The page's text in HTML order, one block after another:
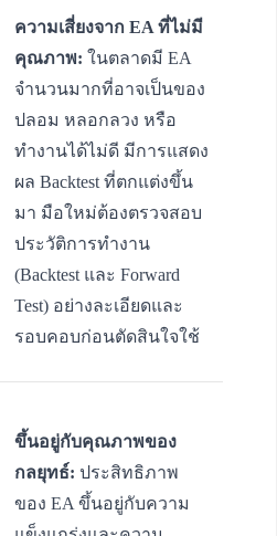
ความเสี่ยงจาก EA ที่ไม่มี
คุณภาพ: ในตลาดมี EA
จำนวนมากที่อาจเป็นของ
ปลอม หลอกลวง หรือ
ทำงานได้ไม่ดี มีการแสดง
ผล Backtest ที่ตกแต่งขึ้น
มา มือใหม่ต้องตรวจสอบ
ประวัติการทำงาน
(Backtest และ Forward
Test) อย่างละเอียดและ
รอบคอบก่อนตัดสินใจใช้
ขึ้นอยู่กับคุณภาพของ
กลยุทธ์: ประสิทธิภาพ
ของ EA ขึ้นอยู่กับความ